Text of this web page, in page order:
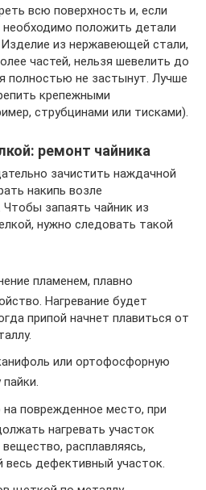
всю поверхность и, если
необходимо положить детали
из нержавеющей стали,
частей, нельзя шевелить до
полностью не застынут. Лучше
крепежными
струбцинами или тисками).
ремонт чайника
зачистить наждачной
накипь возле
запаять чайник из
нужно следовать такой
пламенем, плавно
Нагревание будет
припой начнет плавиться от
или ортофосфорную
поврежденное место, при
нагревать участок
расплавляясь,
весь дефективный участок.